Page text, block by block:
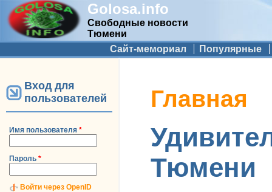
Golosa.info
Свободные новости
Тюмени
Дополнительное меню
Сайт-мемориал Популярные
Вход для
пользователей
Имя пользователя *
Пароль *
Войти через OpenID
Вы здесь
Главная
Тюмени